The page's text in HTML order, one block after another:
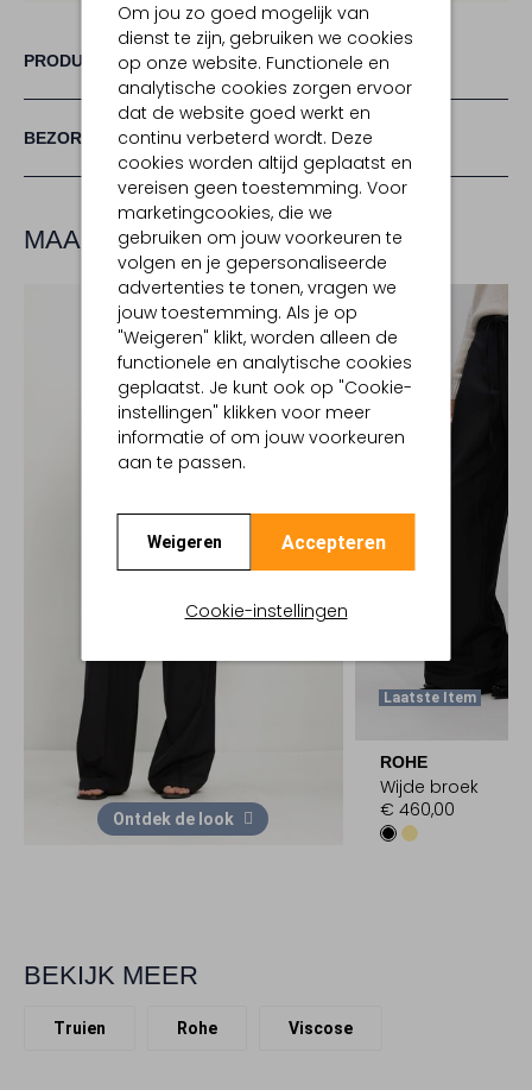
Om jou zo goed mogelijk van
dienst te zijn, gebruiken we cookies
op onze website. Functionele en
analytische cookies zorgen ervoor
dat de website goed werkt en
continu verbeterd wordt. Deze
cookies worden altijd geplaatst en
vereisen geen toestemming. Voor
marketingcookies, die we
gebruiken om jouw voorkeuren te
volgen en je gepersonaliseerde
advertenties te tonen, vragen we
jouw toestemming. Als je op
"Weigeren" klikt, worden alleen de
functionele en analytische cookies
geplaatst. Je kunt ook op "Cookie-
instellingen" klikken voor meer
informatie of om jouw voorkeuren
aan te passen.
Weigeren Accepteren
Cookie-instellingen
PRODUCT INFORMATIE
BEZORGEN & RETOURNEREN
MAAK JE LOOK COMPLEET
Ontdek de look
Laatste Item
ROHE
Wijde broek
€ 460,00
BEKIJK MEER
Truien Rohe Viscose